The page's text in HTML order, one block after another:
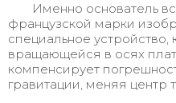
Именно основатель
французской марки
специальное
вращающейся в осях
компенсирует
гравитации, меняя центр